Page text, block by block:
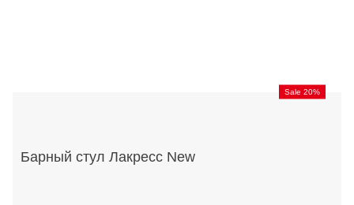
Sale 20%
Барный стул Лакресс New